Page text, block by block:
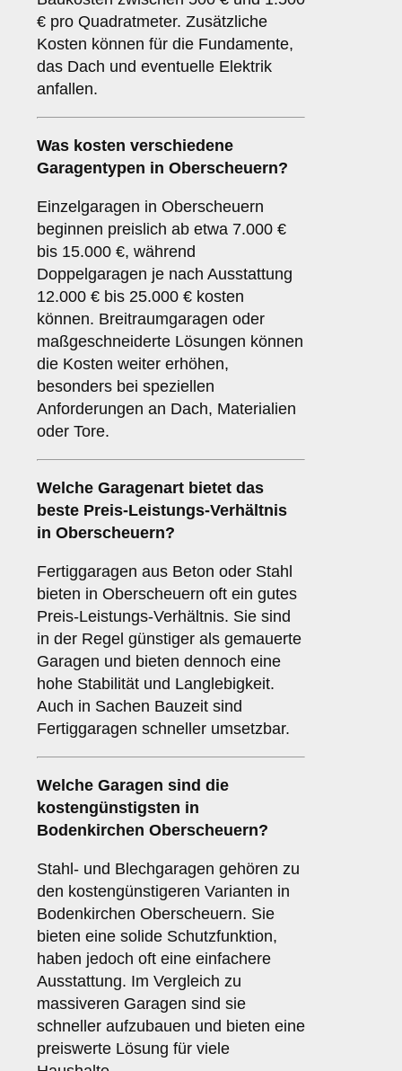
€ pro Quadratmeter. Zusätzliche
Kosten können für die Fundamente,
das Dach und eventuelle Elektrik
anfallen.
Was kosten verschiedene
Garagentypen in Oberscheuern?
Einzelgaragen in Oberscheuern
beginnen preislich ab etwa 7.000 €
bis 15.000 €, während
Doppelgaragen je nach Ausstattung
12.000 € bis 25.000 € kosten
können. Breitraumgaragen oder
maßgeschneiderte Lösungen können
die Kosten weiter erhöhen,
besonders bei speziellen
Anforderungen an Dach, Materialien
oder Tore.
Welche Garagenart bietet das
beste Preis-Leistungs-Verhältnis
in Oberscheuern?
Fertiggaragen aus Beton oder Stahl
bieten in Oberscheuern oft ein gutes
Preis-Leistungs-Verhältnis. Sie sind
in der Regel günstiger als gemauerte
Garagen und bieten dennoch eine
hohe Stabilität und Langlebigkeit.
Auch in Sachen Bauzeit sind
Fertiggaragen schneller umsetzbar.
Welche Garagen sind die
kostengünstigsten in
Bodenkirchen Oberscheuern?
Stahl- und Blechgaragen gehören zu
den kostengünstigeren Varianten in
Bodenkirchen Oberscheuern. Sie
bieten eine solide Schutzfunktion,
haben jedoch oft eine einfachere
Ausstattung. Im Vergleich zu
massiveren Garagen sind sie
schneller aufzubauen und bieten eine
preiswerte Lösung für viele